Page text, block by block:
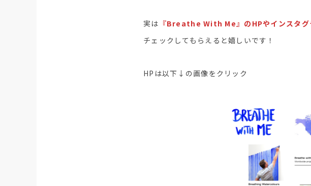
実は 『Breathe With Me』のHPやインスタグ
チェックしてもらえると嬉しいです！
HPは以下↓の画像をクリック